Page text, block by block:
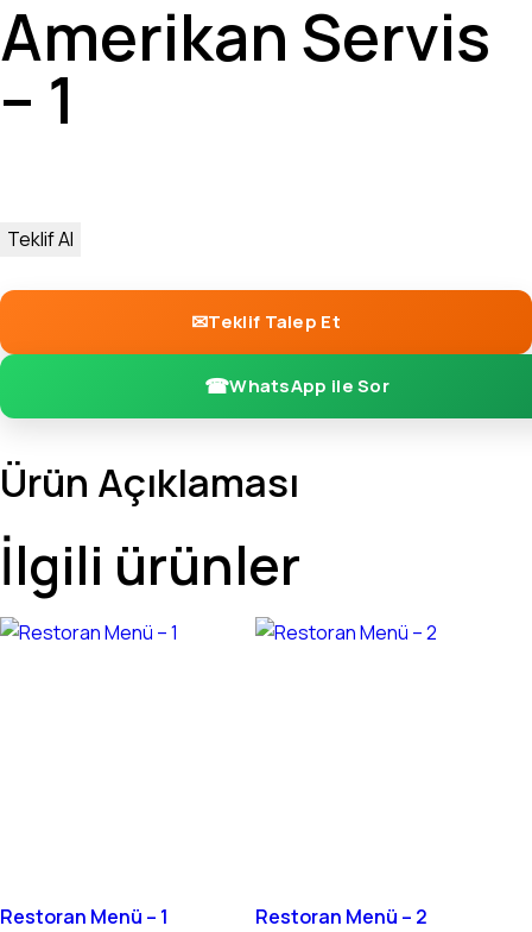
Amerikan Servis
– 1
Teklif Al
Teklif Talep Et
WhatsApp ile Sor
Ürün Açıklaması
İlgili ürünler
Restoran Menü – 1 Restoran Menü – 2